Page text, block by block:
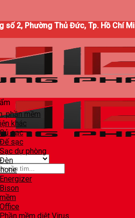
số 2, Phường Thủ Đức, Tp. Hồ Chí
phần mềm
khác
Củ sạc
Đế sạc
Sạc dự phòng
Đèn
Energizer
Bison
Office
Phần mềm diệt Virus